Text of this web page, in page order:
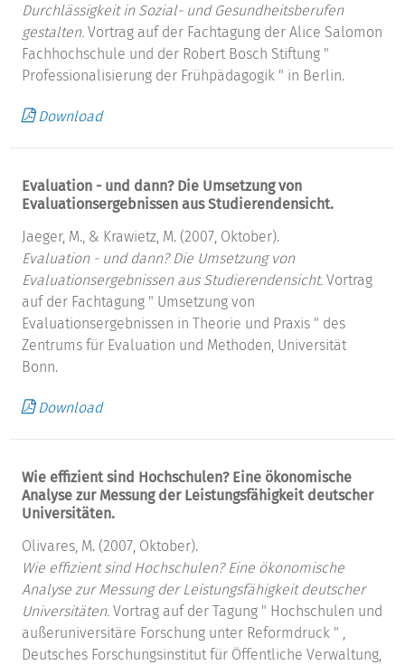
Durchlässigkeit in Sozial- und Gesundheitsberufen
gestalten. Vortrag auf der Fachtagung der Alice Salomon
Fachhochschule und der Robert Bosch Stiftung "
Professionalisierung der Frühpädagogik " in Berlin.
Download
Evaluation - und dann? Die Umsetzung von
Evaluationsergebnissen aus Studierendensicht.
Jaeger, M., & Krawietz, M. (2007, Oktober).
Evaluation - und dann? Die Umsetzung von
Evaluationsergebnissen aus Studierendensicht. Vortrag
auf der Fachtagung " Umsetzung von
Evaluationsergebnissen in Theorie und Praxis " des
Zentrums für Evaluation und Methoden, Universität
Bonn.
Download
Wie effizient sind Hochschulen? Eine ökonomische
Analyse zur Messung der Leistungsfähigkeit deutscher
Universitäten.
Olivares, M. (2007, Oktober).
Wie effizient sind Hochschulen? Eine ökonomische
Analyse zur Messung der Leistungsfähigkeit deutscher
Universitäten. Vortrag auf der Tagung " Hochschulen und
außeruniversitäre Forschung unter Reformdruck " ,
Deutsches Forschungsinstitut für Öffentliche Verwaltung,